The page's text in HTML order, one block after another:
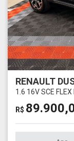
RENAULT
1.6 16V SCE
R$